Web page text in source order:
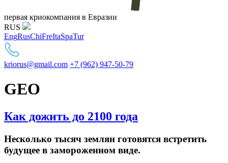
первая криокомпания в Евразии
RUS
EngRusChiFreItaSpaTur
kriorus@gmail.com +7 (962) 947-50-79
GEO
Как дожить до 2100 года
Несколько тысяч землян готовятся встретить
будущее в замороженном виде.